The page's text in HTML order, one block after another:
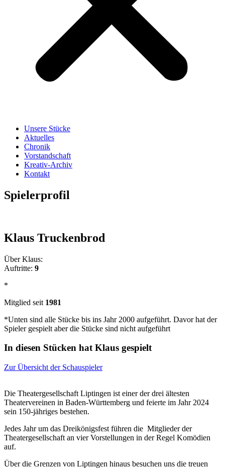
Unsere Stücke
Aktuelles
Chronik
Vorstandschaft
Kreativ-Archiv
Kontakt
Spielerprofil
Klaus Truckenbrod
Über Klaus:
Auftritte: 9
*
Mitglied seit 1981
*Unten sind alle Stücke bis ins Jahr 2000 aufgeführt. Davor hat der
Spieler gespielt aber die Stücke sind nicht aufgeführt
In diesen Stücken hat Klaus gespielt
Zur Übersicht der Schauspieler
Die Theatergesellschaft Liptingen ist einer der drei ältesten
Theatervereinen in Baden-Württemberg und feierte im Jahr 2024
sein 150-jähriges bestehen.
Jedes Jahr um das Dreikönigsfest führen die Mitglieder der
Theatergesellschaft an vier Vorstellungen in der Regel Komödien
auf.
Über die Grenzen von Liptingen hinaus besuchen uns die treuen